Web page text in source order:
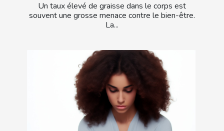
Un taux élevé de graisse dans le corps est
souvent une grosse menace contre le bien-être.
La...